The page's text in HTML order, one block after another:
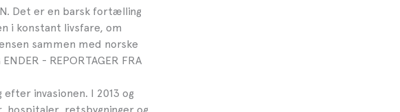
Det er en barsk fortælling
i konstant livsfare, om
sammen med norske
- REPORTAGER FRA
invasionen. I 2013 og